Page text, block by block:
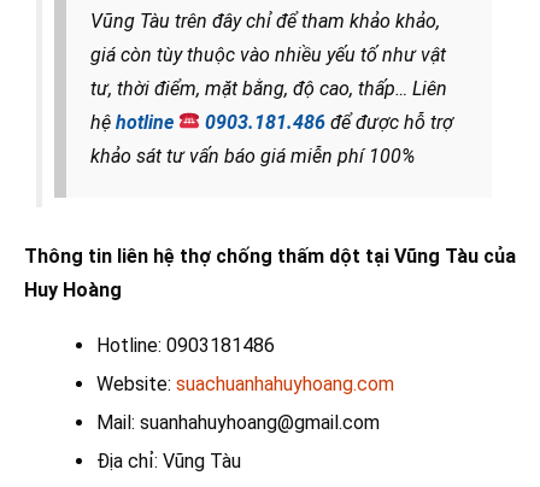
Vũng Tàu trên đây chỉ để tham khảo khảo,
giá còn tùy thuộc vào nhiều yếu tố như vật
tư, thời điểm, mặt bằng, độ cao, thấp… Liên
hệ hotline 0903.181.486 để được hỗ trợ
khảo sát tư vấn báo giá miễn phí 100%
Thông tin liên hệ thợ chống thấm dột tại Vũng Tàu của
Huy Hoàng
Hotline: 0903181486
Website: suachuanhahuyhoang.com
Mail: suanhahuyhoang@gmail.com
Địa chỉ: Vũng Tàu